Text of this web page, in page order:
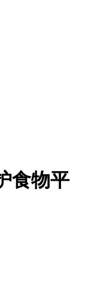
食物平